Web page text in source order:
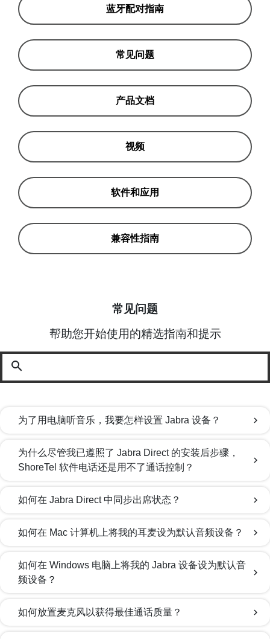
蓝牙配对指南
常见问题
产品文档
视频
软件和应用
兼容性指南
常见问题
帮助您开始使用的精选指南和提示
search
为了用电脑听音乐，我要怎样设置 Jabra 设备？ chevron_right
为什么尽管我已遵照了 Jabra Direct 的安装后步骤，
ShoreTel 软件电话还是用不了通话控制？
chevron_right
如何在 Jabra Direct 中同步出席状态？ chevron_right
如何在 Mac 计算机上将我的耳麦设为默认音频设备？ chevron_right
如何在 Windows 电脑上将我的 Jabra 设备设为默认音
频设备？
chevron_right
如何放置麦克风以获得最佳通话质量？ chevron_right